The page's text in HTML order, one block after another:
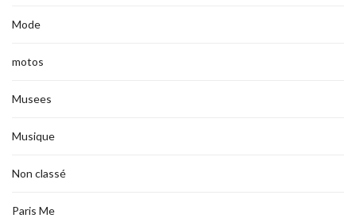
Mode
motos
Musees
Musique
Non classé
Paris Me